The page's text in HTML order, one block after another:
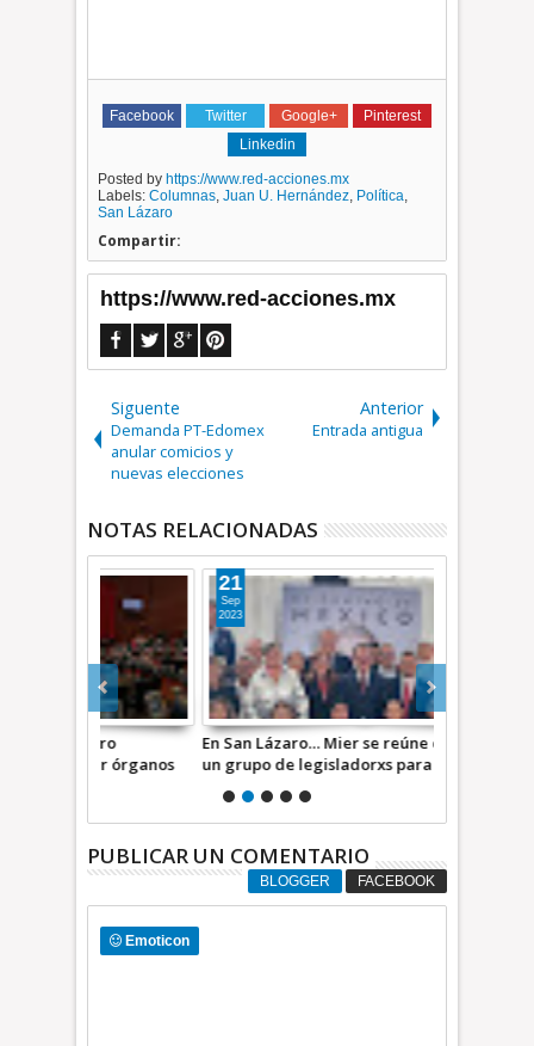
Facebook Twitter Google+
Pinterest
Linkedin
Posted byhttps://www.red-acciones.mx
Labels:Columnas ,Juan U. Hernández Política
San Lázaro
Compartir:
https://www.red-acciones.mx
Siguente
Demanda PT-Edomex
anular comicios y
nuevas elecciones
Anterior
Entrada antigua
NOTAS RELACIONADAS
En San Lázaro… Mier se reúne con Ebrard y
un grupo de legisladorxs para garantizar
21
Sep
2023
PUBLICAR UN COMENTARIO
BLOGGER FACEBOOK
Emoticon